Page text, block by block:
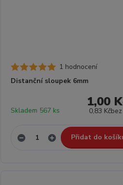
1 hodnocení
Distanční sloupek 6mm
1,00
0,83 Kč
Skladem 567 ks
Přidat do